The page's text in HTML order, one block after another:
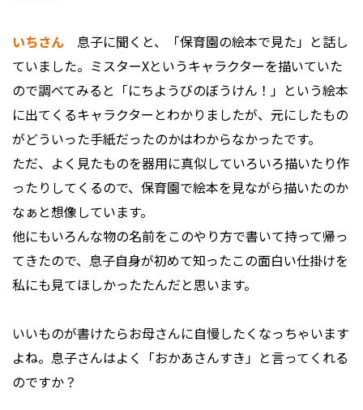
いちさん 息子に聞くと、「保育園の絵本で見た」と話し
ていました。ミスターXというキャラクターを描いていた
ので調べてみると「にちようびのぼうけん！」という絵本
に出てくるキャラクターとわかりましたが、元にしたもの
がどういった手紙だったのかはわからなかったです。
ただ、よく見たものを器用に真似していろいろ描いたり作
ったりしてくるので、保育園で絵本を見ながら描いたのか
なぁと想像しています。
他にもいろんな物の名前をこのやり方で書いて持って帰っ
てきたので、息子自身が初めて知ったこの面白い仕掛けを
私にも見てほしかったたんだと思います。
――いいものが書けたらお母さんに自慢したくなっちゃいます
よね。息子さんはよく「おかあさんすき」と言ってくれる
のですか？